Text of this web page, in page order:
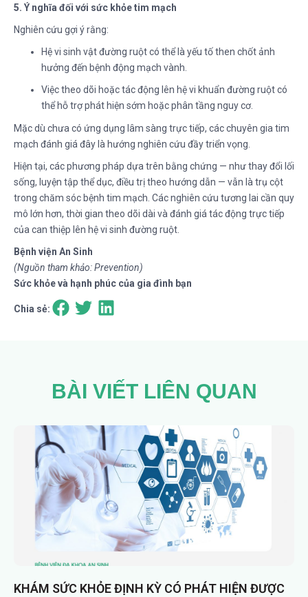
5. Ý nghĩa đối với sức khỏe tim mạch
Nghiên cứu gợi ý rằng:
Hệ vi sinh vật đường ruột có thể là yếu tố then chốt ảnh
hưởng đến bệnh động mạch vành.
Việc theo dõi hoặc tác động lên hệ vi khuẩn đường ruột có
thể hỗ trợ phát hiện sớm hoặc phân tầng nguy cơ.
Mặc dù chưa có ứng dụng lâm sàng trực tiếp, các chuyên gia tim
mạch đánh giá đây là hướng nghiên cứu đầy triển vọng.
Hiện tại, các phương pháp dựa trên bằng chứng — như thay đổi lối
sống, luyện tập thể dục, điều trị theo hướng dẫn — vẫn là trụ cột
trong chăm sóc bệnh tim mạch. Các nghiên cứu tương lai cần quy
mô lớn hơn, thời gian theo dõi dài và đánh giá tác động trực tiếp
của can thiệp lên hệ vi sinh đường ruột.
Bệnh viện An Sinh
(Nguồn tham khảo: Prevention)
Sức khỏe và hạnh phúc của gia đình bạn
Chia sẻ:
BÀI VIẾT LIÊN QUAN
KHÁM SỨC KHỎE ĐỊNH KỲ CÓ PHÁT HIỆN ĐƯỢC